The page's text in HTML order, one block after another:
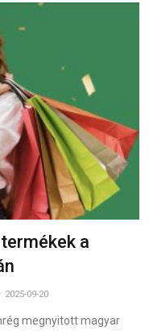
a
2025-09-20
megnyitott magyar